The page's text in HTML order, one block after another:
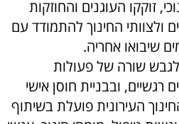
זוקקו העוגנים והחוזקות
ולצוותי החינוך להתמודד עם
שיבואו אחריה.
שורה של פעולות
ובבניית חוסן אישי
העירונית פועלת בשיתוף